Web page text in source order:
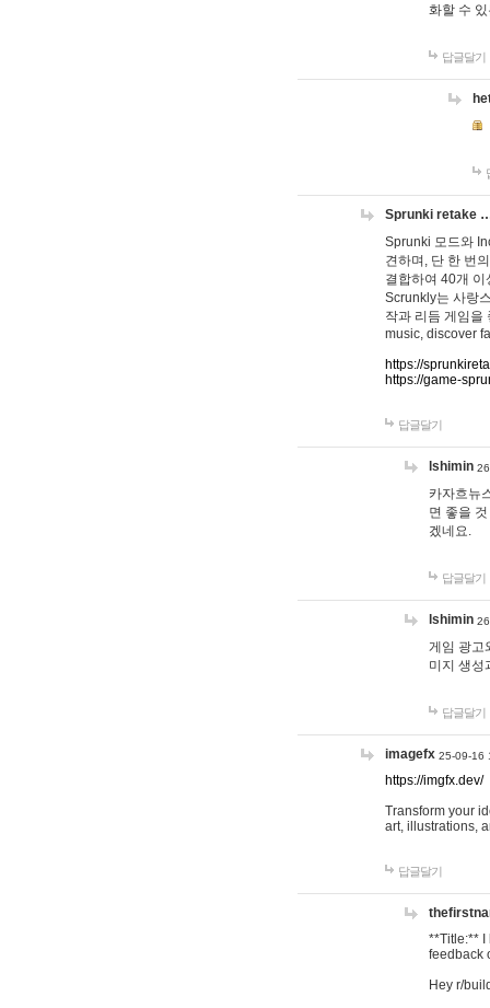
화할 수
답글달기
Sprunki retake
Sprunki 모드와
견하며, 단 한 번
결합하여 40개
Scrunkly는 사랑
작과 리듬 게임을
music, discover
https://
https://game-
답글달기
lshimin
카자흐뉴
면 좋을
겠네요.
답글달기
lshimin
게임 광고
미지 생성
답글달기
imagefx 25-09-16
https://imgfx.dev/
Transform your
art, illustrations,
답글달기
**Title:** I
feedback
Hey r/